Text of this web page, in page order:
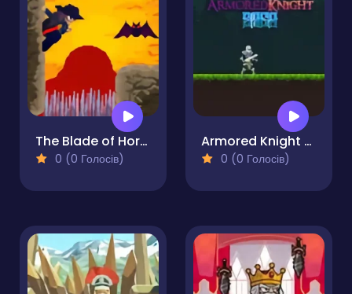
The Blade of Horace
0 (0 Голосів)
Armored Knight Saga
0 (0 Голосів)